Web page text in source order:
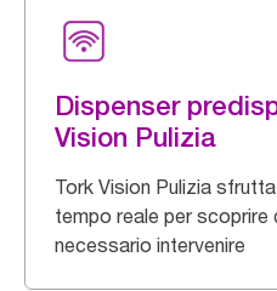
Dispenser
Vision Pulizia
Tork Vision Pulizia
tempo reale per scoprire
necessario intervenire